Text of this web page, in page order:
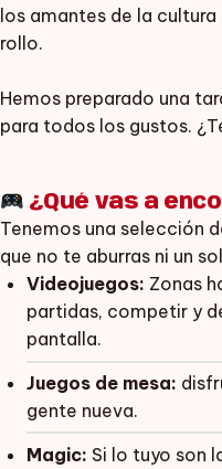
los amantes de la
rollo.
Hemos preparado una
para todos los gustos.
¿Qué vas a
Tenemos una selección
que no te aburras ni un
Videojuegos: Zonas
partidas, competir y
pantalla.
Juegos de mesa:
gente nueva.
Magic: Si lo tuyo son